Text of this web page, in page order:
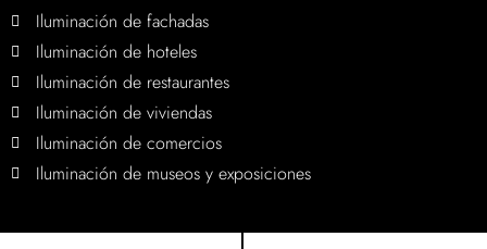
Iluminación de fachadas
Iluminación de hoteles
Iluminación de restaurantes
Iluminación de viviendas
Iluminación de comercios
Iluminación de museos y exposiciones